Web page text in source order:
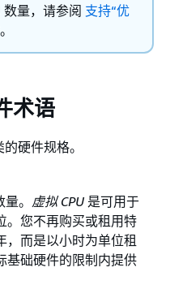
数量，请参阅 支持“优
。
术语
硬件规格。
。 虚拟 CPU是可用于
。您不再购买或租用特
，而是以小时为单位租
基础硬件的限制内提供